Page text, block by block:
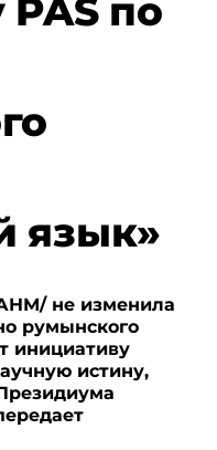
по
язык»
не изменила
румынского
инициативу
истину,